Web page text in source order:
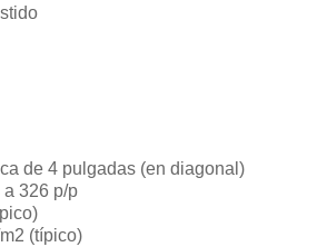
de 4 pulgadas (en diagonal)
326 p/p
(típico)